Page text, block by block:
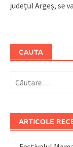
județul Argeș, se
CAUTA
după:
ARTICOLE